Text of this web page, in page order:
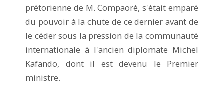
prétorienne de M. Compaoré, s'était emparé
du pouvoir à la chute de ce dernier avant de
le céder sous la pression de la communauté
internationale à l'ancien diplomate Michel
Kafando, dont il est devenu le Premier
ministre.